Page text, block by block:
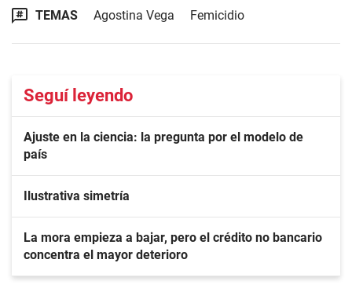
TEMAS Agostina Vega Femicidio
Seguí leyendo
Ajuste en la ciencia: la pregunta por el modelo de
país
Ilustrativa simetría
La mora empieza a bajar, pero el crédito no bancario
concentra el mayor deterioro